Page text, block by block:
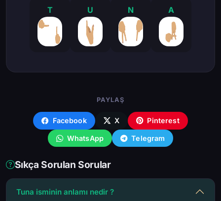
T U N A
PAYLAŞ
Facebook X Pinterest
WhatsApp Telegram
Sıkça Sorulan Sorular
Tuna isminin anlamı nedir ?